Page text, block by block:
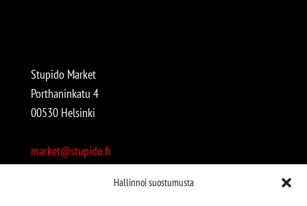
Hallinnoi suostumusta
Stupido Market
Porthaninkatu 4
00530 Helsinki
market@stupido.fi